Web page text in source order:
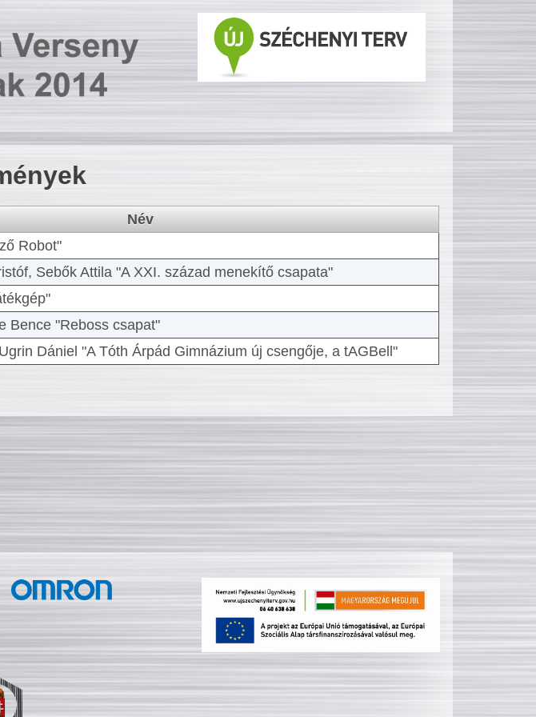
Név
Robot"
Sebők Attila "A XXI. század menekítő csapata"
Bence "Reboss csapat"
Dániel "A Tóth Árpád Gimnázium új csengője, a tAGBell"